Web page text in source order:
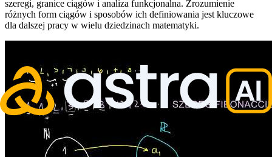
szeregi, granice ciągów i analiza funkcjonalna. Zrozumienie
różnych form ciągów i sposobów ich definiowania jest kluczowe
dla dalszej pracy w wielu dziedzinach matematyki.